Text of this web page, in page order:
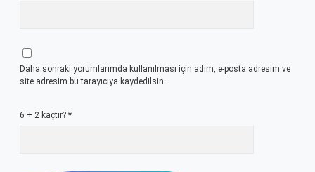
Daha sonraki yorumlarımda kullanılması için adım, e-posta adresim ve
site adresim bu tarayıcıya kaydedilsin.
6 + 2 kaçtır? *